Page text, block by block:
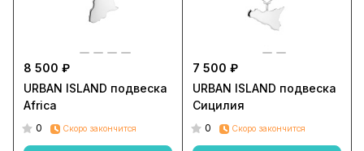
8 500 ₽
URBAN ISLAND подвеска
Africa
0 Скоро закончится
7 500 ₽
URBAN ISLAND подвеска
Сицилия
0 Скоро закончится